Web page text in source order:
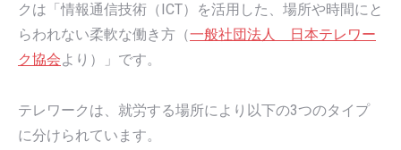
クは「情報通信技術（ICT）を活用した、場所や時間にと
らわれない柔軟な働き方（一般社団法人 日本テレワー
ク協会より）」です。
テレワークは、就労する場所により以下の3つのタイプ
に分けられています。